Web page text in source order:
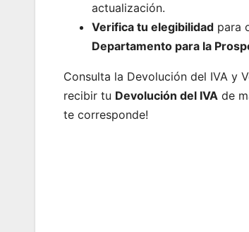
actualización.
Verifica tu elegibilidad para
Departamento para la
Consulta la Devolución del IVA y
recibir tu Devolución del IVA de
te corresponde!